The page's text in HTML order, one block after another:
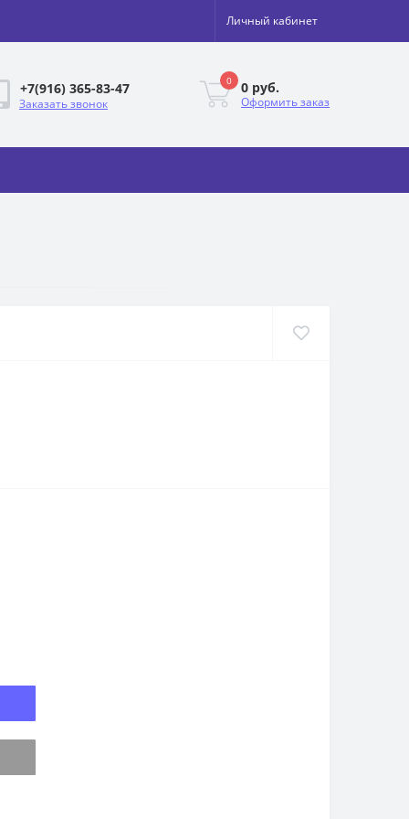
Личный кабинет
+7(916) 365-83-47
Заказать звонок
0 0 руб.
Оформить заказ